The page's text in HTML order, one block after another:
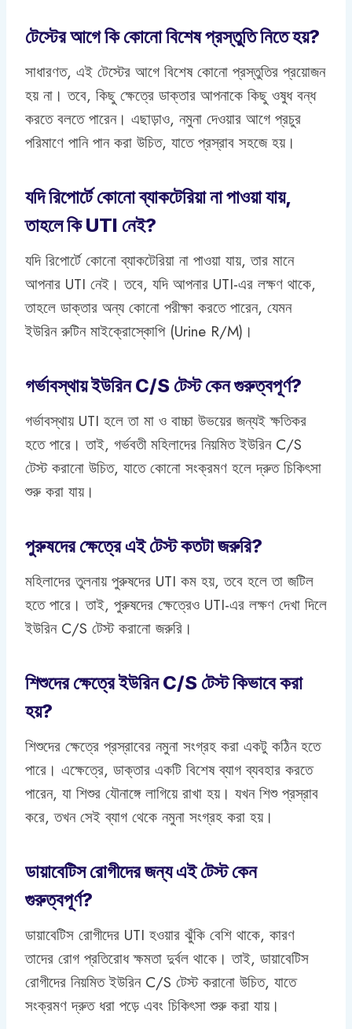
টেস্টের আগে কি কোনো বিশেষ প্রস্তুতি নিতে হয়?
সাধারণত, এই টেস্টের আগে বিশেষ কোনো প্রস্তুতির প্রয়োজন
হয় না। তবে, কিছু ক্ষেত্রে ডাক্তার আপনাকে কিছু ওষুধ বন্ধ
করতে বলতে পারেন। এছাড়াও, নমুনা দেওয়ার আগে প্রচুর
পরিমাণে পানি পান করা উচিত, যাতে প্রস্রাব সহজে হয়।
যদি রিপোর্টে কোনো ব্যাকটেরিয়া না পাওয়া যায়,
তাহলে কি UTI নেই?
যদি রিপোর্টে কোনো ব্যাকটেরিয়া না পাওয়া যায়, তার মানে
আপনার UTI নেই। তবে, যদি আপনার UTI-এর লক্ষণ থাকে,
তাহলে ডাক্তার অন্য কোনো পরীক্ষা করতে পারেন, যেমন
ইউরিন রুটিন মাইক্রোস্কোপি (Urine R/M)।
গর্ভাবস্থায় ইউরিন C/S টেস্ট কেন গুরুত্বপূর্ণ?
গর্ভাবস্থায় UTI হলে তা মা ও বাচ্চা উভয়ের জন্যই ক্ষতিকর
হতে পারে। তাই, গর্ভবতী মহিলাদের নিয়মিত ইউরিন C/S
টেস্ট করানো উচিত, যাতে কোনো সংক্রমণ হলে দ্রুত চিকিৎসা
শুরু করা যায়।
পুরুষদের ক্ষেত্রে এই টেস্ট কতটা জরুরি?
মহিলাদের তুলনায় পুরুষদের UTI কম হয়, তবে হলে তা জটিল
হতে পারে। তাই, পুরুষদের ক্ষেত্রেও UTI-এর লক্ষণ দেখা দিলে
ইউরিন C/S টেস্ট করানো জরুরি।
শিশুদের ক্ষেত্রে ইউরিন C/S টেস্ট কিভাবে করা
হয়?
শিশুদের ক্ষেত্রে প্রস্রাবের নমুনা সংগ্রহ করা একটু কঠিন হতে
পারে। এক্ষেত্রে, ডাক্তার একটি বিশেষ ব্যাগ ব্যবহার করতে
পারেন, যা শিশুর যৌনাঙ্গে লাগিয়ে রাখা হয়। যখন শিশু প্রস্রাব
করে, তখন সেই ব্যাগ থেকে নমুনা সংগ্রহ করা হয়।
ডায়াবেটিস রোগীদের জন্য এই টেস্ট কেন
গুরুত্বপূর্ণ?
ডায়াবেটিস রোগীদের UTI হওয়ার ঝুঁকি বেশি থাকে, কারণ
তাদের রোগ প্রতিরোধ ক্ষমতা দুর্বল থাকে। তাই, ডায়াবেটিস
রোগীদের নিয়মিত ইউরিন C/S টেস্ট করানো উচিত, যাতে
সংক্রমণ দ্রুত ধরা পড়ে এবং চিকিৎসা শুরু করা যায়।